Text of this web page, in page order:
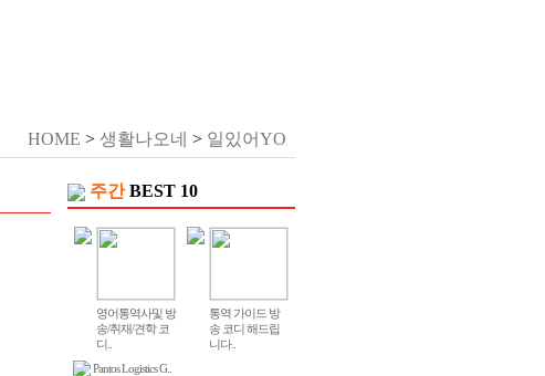
HOME > 생활나오네 > 일있어YO
주간BEST 10
영어통역사및 방
송/취재/견학 코
디..
통역 가이드 방
송 코디 해드립
니다..
Pantos Logistics G..